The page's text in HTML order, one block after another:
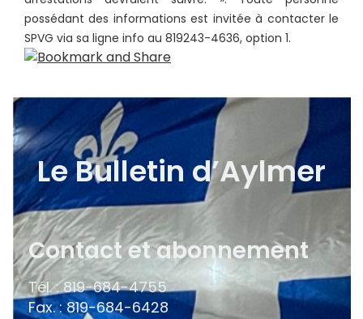
possédant des informations est invitée à contacter le
SPVG via sa ligne info au 819243-4636, option 1.
Le Bulletin d’Aylmer
Contact et abonnement
Tél. : 819-684-4755
Fax. : 819-684-6428